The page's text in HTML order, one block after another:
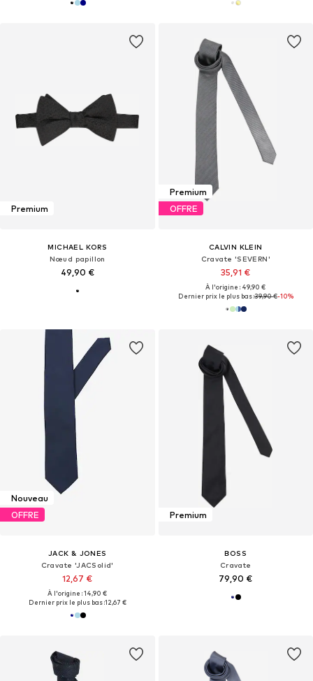
Premium
MICHAEL KORS
Nœud papillon
49,90 €
Premium
OFFRE
CALVIN KLEIN
Cravate 'SEVERN'
35,91 €
À l'origine : 49,90 €
Dernier prix le plus bas :39,90 €-10%
Nouveau
OFFRE
JACK & JONES
Cravate 'JACSolid'
12,67 €
À l'origine : 14,90 €
Dernier prix le plus bas :12,67 €
Premium
BOSS
Cravate
79,90 €